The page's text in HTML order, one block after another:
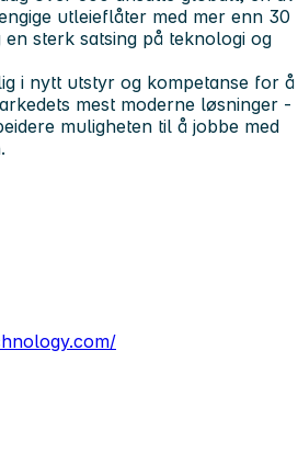
utleieflåter med mer enn 30
sterk satsing på teknologi og
i nytt utstyr og kompetanse for å
mest moderne løsninger -
muligheten til å jobbe med